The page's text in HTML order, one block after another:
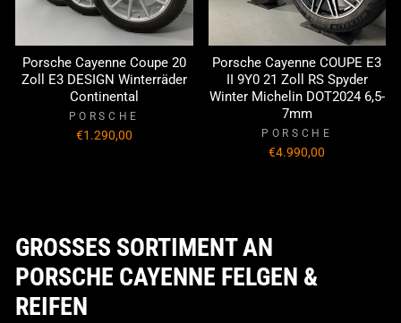
Porsche Cayenne Coupe 20
Zoll E3 DESIGN Winterräder
Continental
PORSCHE
€1.290,00
Porsche Cayenne COUPE E3
II 9Y0 21 Zoll RS Spyder
Winter Michelin DOT2024 6,5-
7mm
PORSCHE
€4.990,00
GROSSES SORTIMENT AN P
ORSCHE CAYENNE FELGEN & R
EIFEN